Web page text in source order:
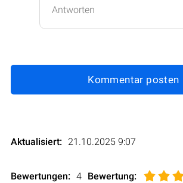
Antworten
Kommentar posten
Aktualisiert: 21.10.2025 9:07
Bewertungen: 4 Bewertung: